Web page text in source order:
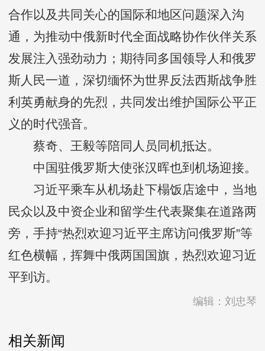
合作以及共同关心的国际和地区问题深入沟
通，为推动中俄新时代全面战略协作伙伴关系
发展注入强劲动力；期待同多国领导人和俄罗
斯人民一道，深切缅怀为世界反法西斯战争胜
利英勇献身的先烈，共同发出维护国际公平正
义的时代强音。
蔡奇、王毅等陪同人员同机抵达。
中国驻俄罗斯大使张汉晖也到机场迎接。
习近平乘车从机场赴下榻饭店途中，当地
民众以及中资企业和留学生代表聚集在道路两
旁，手持“热烈欢迎习近平主席访问俄罗斯”等
红色横幅，挥舞中俄两国国旗，热烈欢迎习近
平到访。
编辑：刘忠琴
相关新闻